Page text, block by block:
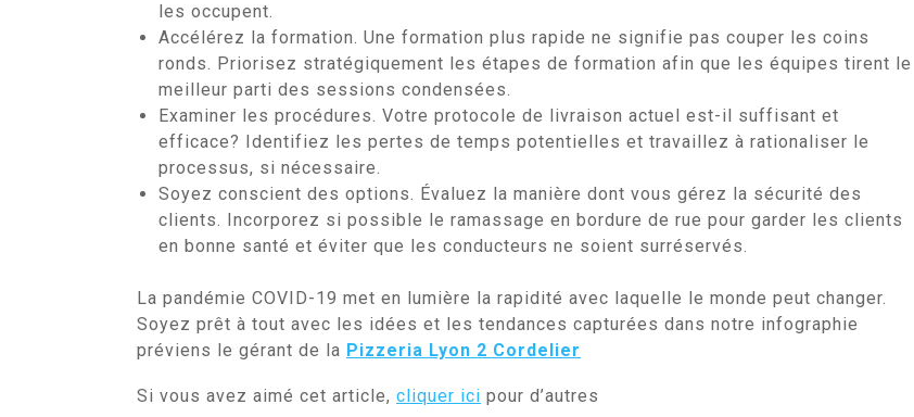
les occupent.
Accélérez la formation. Une formation plus rapide ne signifie pas couper les coins
ronds. Priorisez stratégiquement les étapes de formation afin que les équipes tirent le
meilleur parti des sessions condensées.
Examiner les procédures. Votre protocole de livraison actuel est-il suffisant et
efficace? Identifiez les pertes de temps potentielles et travaillez à rationaliser le
processus, si nécessaire.
Soyez conscient des options. Évaluez la manière dont vous gérez la sécurité des
clients. Incorporez si possible le ramassage en bordure de rue pour garder les clients
en bonne santé et éviter que les conducteurs ne soient surréservés.
La pandémie COVID-19 met en lumière la rapidité avec laquelle le monde peut changer.
Soyez prêt à tout avec les idées et les tendances capturées dans notre infographie
préviens le gérant de la Pizzeria Lyon 2 Cordelier
Si vous avez aimé cet article, cliquer ici pour d’autres